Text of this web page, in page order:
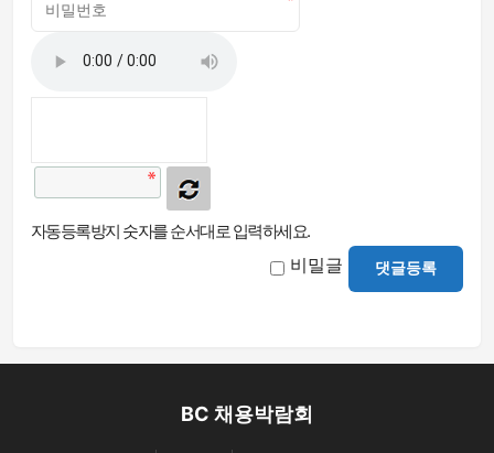
자동등록방지 숫자를 순서대로 입력하세요.
비밀글 댓글등록
BC 채용박람회